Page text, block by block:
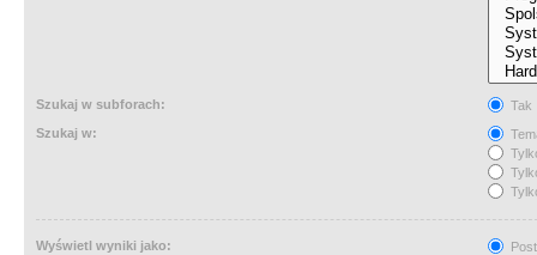
Szukaj w subforach:
Tak
Szukaj w:
Wyświetl wyniki jako: